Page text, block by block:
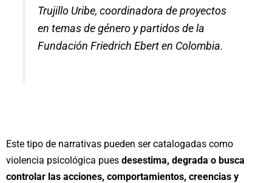
Trujillo Uribe, coordinadora de proyectos
en temas de género y partidos de la
Fundación Friedrich Ebert en Colombia.
Este tipo de narrativas pueden ser catalogadas como
violencia psicológica pues desestima, degrada o busca
controlar las acciones, comportamientos, creencias y